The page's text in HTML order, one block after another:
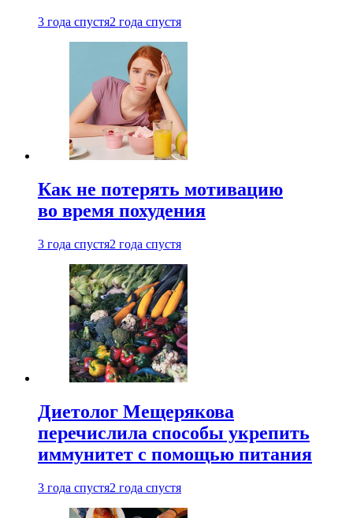
3 года спустя2 года спустя
Как не потерять мотивацию
во время похудения
3 года спустя2 года спустя
Диетолог Мещерякова
перечислила способы укрепить
иммунитет с помощью питания
3 года спустя2 года спустя